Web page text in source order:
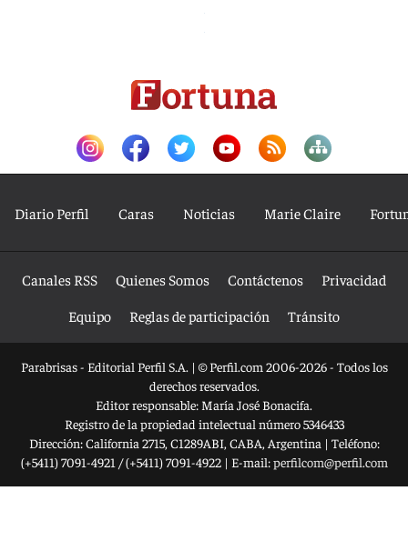
Diario Perfil Caras Noticias Marie Claire
Canales RSS Quienes Somos Contáctenos
Privacidad
Equipo
Reglas de participación Tránsito
Parabrisas - Editorial Perfil S.A. | © Perfil.com 2006-2026 - Todos los
derechos reservados.
Editor responsable: María José Bonacifa.
Registro de la propiedad intelectual número 5346433
Dirección:California 2715, C1289ABI, CABA, Argentina | Teléfono:
(+5411) 7091-4921 /(+5411) 7091-4922| E-mail:perfilcom@perfil.com